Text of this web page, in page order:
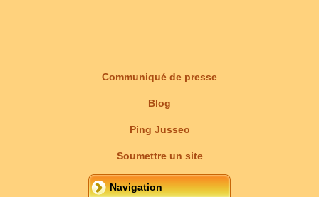
Communiqué de presse
Blog
Ping Jusseo
Soumettre un site
Navigation